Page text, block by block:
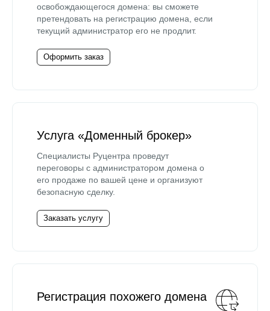
освобождающегося домена: вы сможете
претендовать на регистрацию домена, если
текущий администратор его не продлит.
Оформить заказ
Услуга «Доменный брокер»
Специалисты Руцентра проведут
переговоры с администратором домена о
его продаже по вашей цене и организуют
безопасную сделку.
Заказать услугу
Регистрация похожего домена